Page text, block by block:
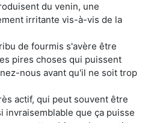
du venin, une
irritante vis-à-vis de la
de fourmis s'avère être
pires choses qui puissent
nous avant qu'il ne soit trop
actif, qui peut souvent être
invraisemblable que ça puisse